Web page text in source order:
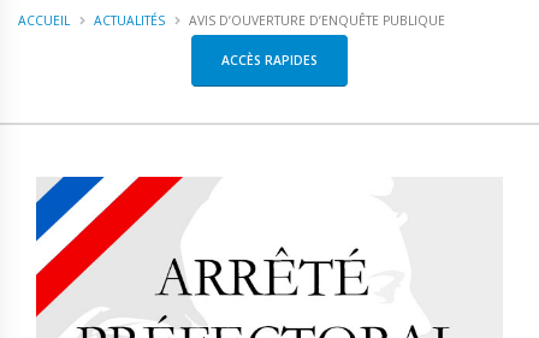
ACCUEIL ACTUALITÉS AVIS D’OUVERTURE D’ENQUÊTE PUBLIQUE
ACCÈS RAPIDES